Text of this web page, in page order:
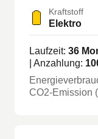
Kraftstoff
Elektro
Laufzeit: 36
| Anzahlung:
CO2-Emission